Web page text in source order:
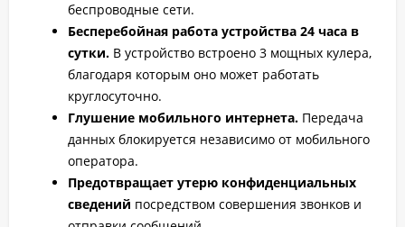
беспроводные сети.
Бесперебойная работа устройства 24 часа в
сутки. В устройство встроено 3 мощных кулера,
благодаря которым оно может работать
круглосуточно.
Глушение мобильного интернета. Передача
данных блокируется независимо от мобильного
оператора.
Предотвращает утерю конфиденциальных
сведений посредством совершения звонков и